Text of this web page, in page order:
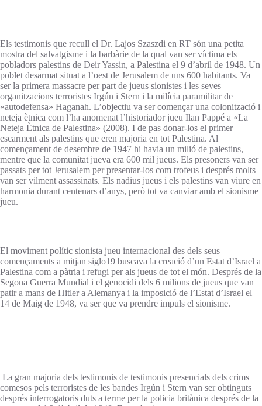
Els testimonis que recull el Dr. Lajos Szaszdi en RT són una petita
mostra del salvatgisme i la barbàrie de la qual van ser víctima els
pobladors palestins de Deir Yassin, a Palestina el 9 d’abril de 1948. Un
poblet desarmat situat a l’oest de Jerusalem de uns 600 habitants. Va
ser la primera massacre per part de jueus sionistes i les seves
organitzacions terroristes Irgún i Stern i la milícia paramilitar de
«autodefensa» Haganah. L’objectiu va ser començar una colonització i
neteja ètnica com l’ha anomenat l’historiador jueu Ilan Pappé a «La
Neteja Ètnica de Palestina» (2008). I de pas donar-los el primer
escarment als palestins que eren majoria en tot Palestina. Al
començament de desembre de 1947 hi havia un milió de palestins,
mentre que la comunitat jueva era 600 mil jueus. Els presoners van ser
passats per tot Jerusalem per presentar-los com trofeus i després molts
van ser vilment assassinats. Els nadius jueus i els palestins van viure en
harmonia durant centenars d’anys, però tot va canviar amb el sionisme
jueu.
El moviment polític sionista jueu internacional des dels seus
començaments a mitjan siglo19 buscava la creació d’un Estat d’Israel a
Palestina com a pàtria i refugi per als jueus de tot el món. Després de la
Segona Guerra Mundial i el genocidi dels 6 milions de jueus que van
patir a mans de Hitler a Alemanya i la imposició de l’Estat d’Israel el
14 de Maig de 1948, va ser que va prendre impuls el sionisme.
La gran majoria dels testimonis de testimonis presencials dels crims
comesos pels terroristes de les bandes Irgún i Stern van ser obtinguts
després interrogatoris duts a terme per la policia britànica després de la